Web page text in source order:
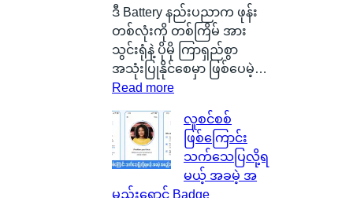
ငံ
G
l
a
s
မြို့
ရဲ့
ဒီ Battery နည်းပညာက ဖုန်း
တစ်လုံးကို တစ်ကြိမ် အား
သွင်းရုံနဲ့ ပိုမို ကြာရှည်စွာ
အသုံးပြုနိုင်စေမှာ ဖြစ်ပေမဲ့…
Read more:
လူစင်စစ်
ဖြစ်ကြောင်း
သက်သေပြလို့ရ
မယ့် အခမဲ့ အ
မည်းရောင် Badge